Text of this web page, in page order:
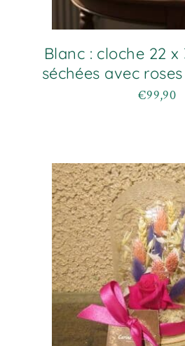
Blanc : cloche 22
séchées avec
€99,90